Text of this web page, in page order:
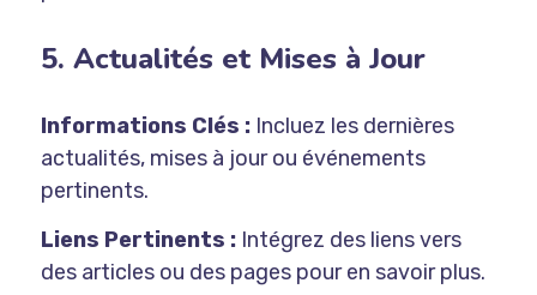
5. Actualités et Mises à Jour
Informations Clés :Incluez les dernières
actualités, mises à jour ou événements
pertinents.
Liens Pertinents :Intégrez des liens vers
des articles ou des pages pour en savoir plus.